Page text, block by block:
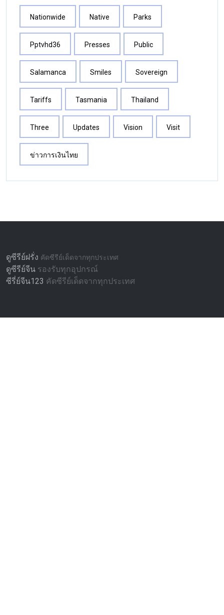
Nationwide Native Parks
Pptvhd36 Presses Public
Salamanca Smiles Sovereign
Tariffs Tasmania Thailand
Three Updates Vision Visit
ข่าวการเงินไทย
ดูซีรีย์ฝรั่ง คัดซีรีย์เด็ดจากทุกประเทศ
ดูซีรีย์จีน รองรับทุกอุปกรณ์
ซีรี่ย์จีน123 คัดซีรีย์เด็ดจากทุกประเทศ